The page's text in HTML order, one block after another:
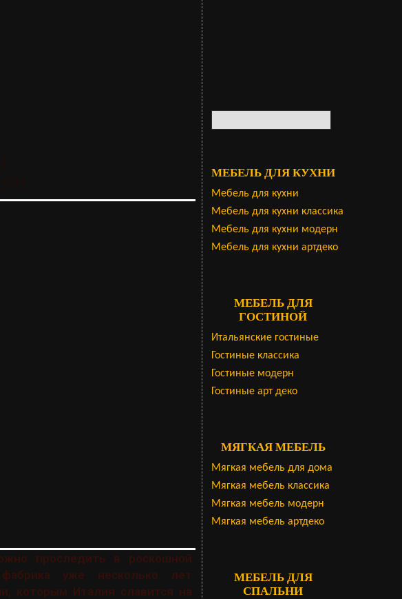
проследить в роскошной
уже несколько лет
которым Италия славится на
МЕБЕЛЬ ДЛЯ КУХНИ
Мебель для кухни
Мебель для кухни классика
Мебель для кухни модерн
Мебель для кухни артдеко
МЕБЕЛЬ ДЛЯ
ГОСТИНОЙ
Итальянские гостиные
Гостиные классика
Гостиные модерн
Гостиные арт деко
МЯГКАЯ МЕБЕЛЬ
Мягкая мебель для дома
Мягкая мебель классика
Мягкая мебель модерн
Мягкая мебель артдеко
МЕБЕЛЬ ДЛЯ
СПАЛЬНИ